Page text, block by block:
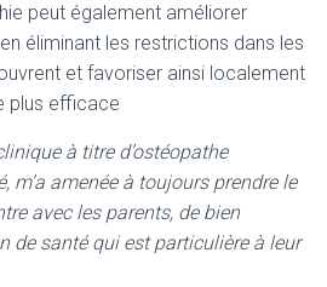
peut également améliorer
éliminant les restrictions dans les
et favoriser ainsi localement
plus efficace
à titre d’ostéopathe
m’a amenée à toujours prendre le
avec les parents, de bien
de santé qui est particulière à leur